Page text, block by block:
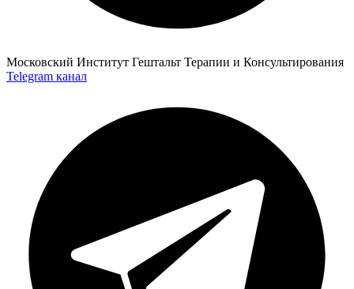
Московский Институт Гештальт Терапии и Консультирования
Telegram канал